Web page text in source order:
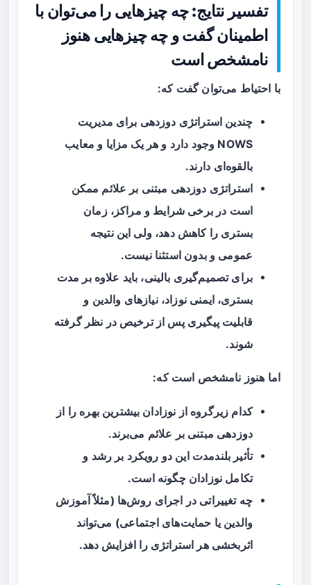
تفسیر نتایج: چه چیزهایی را می‌توان با
اطمینان گفت و چه چیزهایی هنوز
نامشخص است
با احتیاط می‌توان گفت که:
چندین استراتژی دوزدهی برای مدیریت
NOWS وجود دارد و هر یک مزایا و معایب
بالقوه‌ای دارند.
استراتژی دوزدهی مبتنی بر علائم ممکن
است در برخی شرایط و مراکز، زمان
بستری را کاهش دهد، ولی این نتیجه
عمومی و بدون استثنا نیست.
برای تصمیم‌گیری بالینی، باید علاوه بر مدت
بستری، ایمنی نوزاد، نیازهای والدین و
قابلیت پیگیری پس از ترخیص در نظر گرفته
شوند.
اما هنوز نامشخص است که:
کدام زیرگروه از نوزادان بیشترین بهره را از
دوزدهی مبتنی بر علائم می‌برند.
تأثیر بلندمدت این دو رویکرد بر رشد و
تکامل نوزادان چگونه است.
چه تغییراتی در اجرای روش‌ها (مثلاً آموزش
والدین یا حمایت‌های اجتماعی) می‌تواند
اثربخشی هر استراتژی را افزایش دهد.